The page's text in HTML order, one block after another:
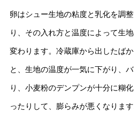
卵はシュー生地の粘度と乳化を調
り、その入れ方と温度によって生
変わります。冷蔵庫から出したば
と、生地の温度が一気に下がり、
り、小麦粉のデンプンが十分に糊
ったりして、膨らみが悪くなります